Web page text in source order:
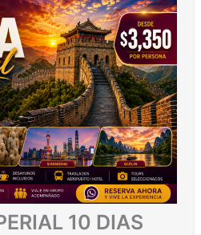
10 DIAS